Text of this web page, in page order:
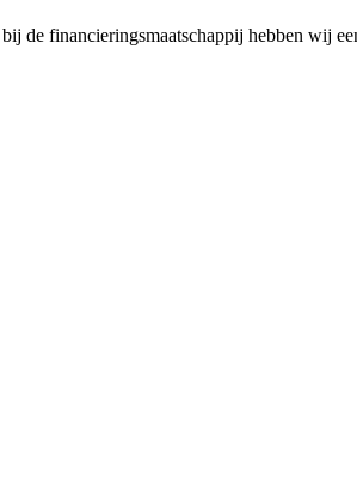
de financieringsmaatschappij hebben wij